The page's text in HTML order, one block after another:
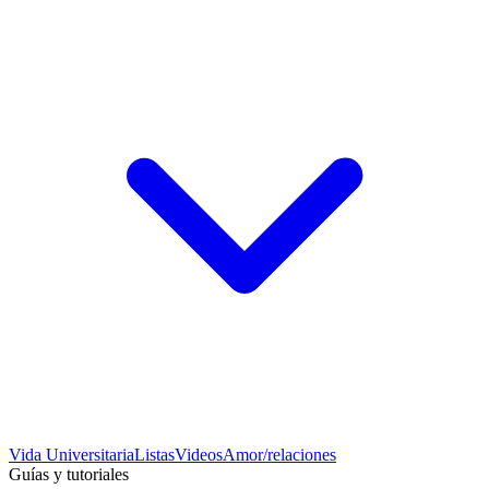
Vida UniversitariaListasVideosAmor/relaciones
Guías y tutoriales